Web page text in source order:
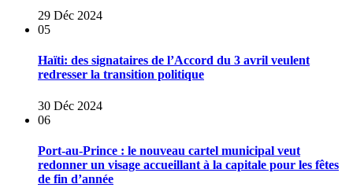
29 Déc 2024
05
Haïti: des signataires de l’Accord du 3 avril veulent
redresser la transition politique
30 Déc 2024
06
Port-au-Prince : le nouveau cartel municipal veut
redonner un visage accueillant à la capitale pour les fêtes
de fin d’année